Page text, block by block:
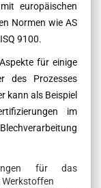
europäischen
Normen wie AS
9100.
für einige
des Prozesses
kann als Beispiel
im
für das
Werkstoffen